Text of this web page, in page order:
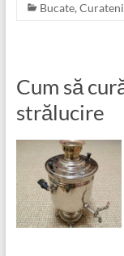
Bucate,
Cum să
strălucire